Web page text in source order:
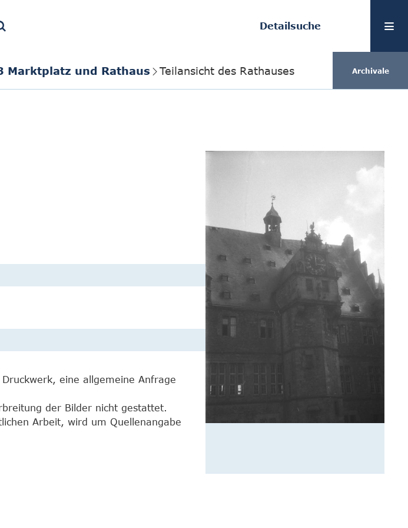
Detailsuche
Marktplatz und Rathaus Teilansicht des Rathauses Archivale
eine allgemeine Anfrage
der Bilder nicht gestattet.
Arbeit, wird um Quellenangabe